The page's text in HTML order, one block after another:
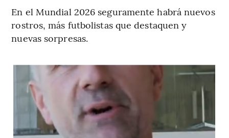
En el Mundial 2026 seguramente habrá nuevos
rostros, más futbolistas que destaquen y
nuevas sorpresas.